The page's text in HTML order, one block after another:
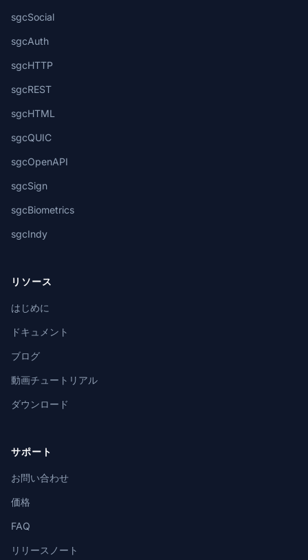
sgcSocial
sgcAuth
sgcHTTP
sgcREST
sgcHTML
sgcQUIC
sgcOpenAPI
sgcSign
sgcBiometrics
sgcIndy
リソース
はじめに
ドキュメント
ブログ
動画チュートリアル
ダウンロード
サポート
お問い合わせ
価格
FAQ
リリースノート